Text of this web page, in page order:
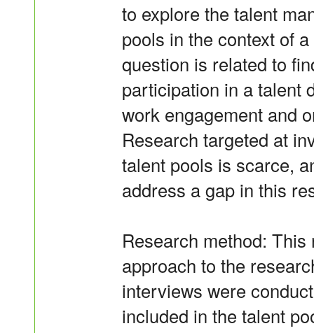
to explore the talent
pools in the context of
question is related to
participation in a talent
work engagement and
Research targeted at
talent pools is scarce,
address a gap in this
Research method:
approach to the
interviews were
included in the talent